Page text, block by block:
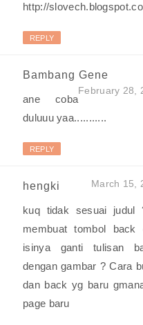
http://
REPLY
Bambang Gene
February 28,
ane coba
duluuu yaa...........
REPLY
hengki March 15,
kuq tidak sesuai judul
membuat tombol
isinya ganti tulisan
dengan gambar ? Cara
dan back yg baru
page baru